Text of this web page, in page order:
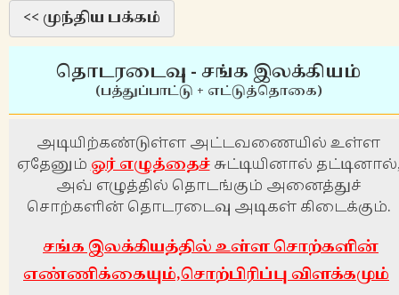
<< முந்திய பக்கம்
தொடரடைவு - சங்க இலக்கியம்
(பத்துப்பாட்டு + எட்டுத்தொகை)
அடியிற்கண்டுள்ள அட்டவணையில் உள்ள
ஏதேனும்ஓர் எழுத்தைச்சுட்டியினால்
அவ் எழுத்தில் தொடங்கும் அனைத்துச்
சொற்களின் தொடரடைவு அடிகள் கிடைக்கும்.
சங்க இலக்கியத்தில் உள்ள சொற்களின்
எண்ணிக்கையும்,சொற்பிரிப்பு விளக்கமும்